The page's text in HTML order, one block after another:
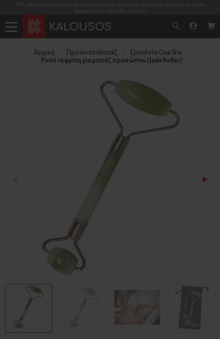
Η διαθεσιμότητα των προϊόντων όπως φαίνεται στις καρτέλες τους είναι
πραγματική και 99% έγκυρη
Αρχική Προϊόντα Μασάζ
Εργαλεία Gua Sha
Ρολό νεφρίτη για μασάζ προσώπου (Jade Roller)